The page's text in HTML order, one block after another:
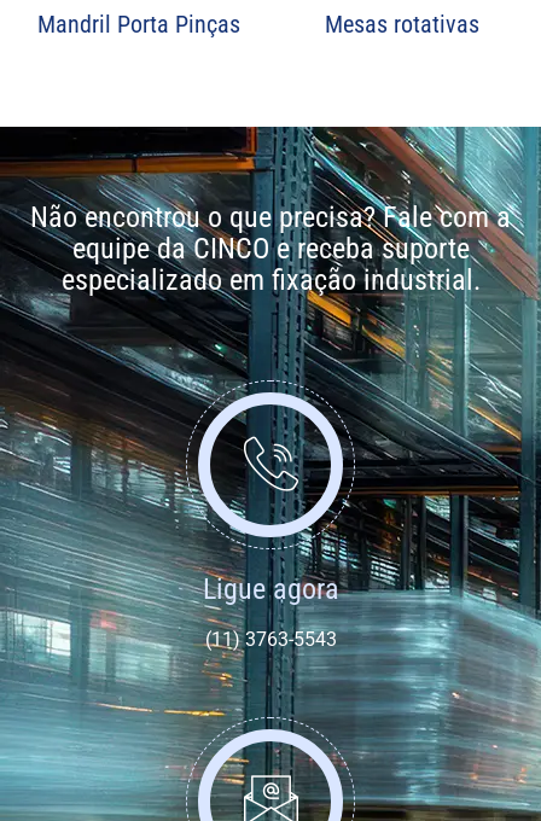
Mandril Porta Pinças Mesas rotativas
Não encontrou o que precisa? Fale com a
equipe da CINCO e receba suporte
especializado em fixação industrial.
Ligue agora
(11) 3763-5543